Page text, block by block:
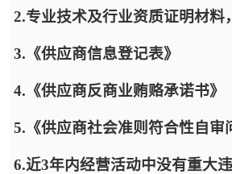
2.专业技术及行业资质证明材
3.《供应商信息登记表》
4.《供应商反商业贿赂承诺书》
5.《供应商社会准则符合性自审
6.近3年内经营活动中没有重大